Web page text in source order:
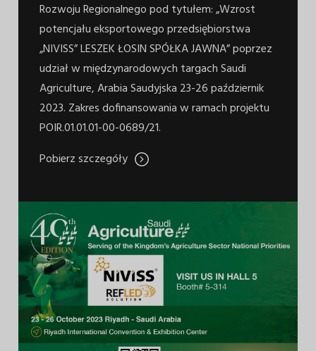
Rozwoju Regionalnego pod tytułem: „Wzrost
potencjału eksportowego przedsiębiorstwa
„NIVISS” LESZEK ŁOSIN SPÓŁKA JAWNA” poprzez
udział w międzynarodowych targach Saudi
Agriculture, Arabia Saudyjska 23-26 październik
2023. Zakres dofinansowania w ramach projektu
POIR.01.01.01-00-0689/21.
Pobierz szczegóły